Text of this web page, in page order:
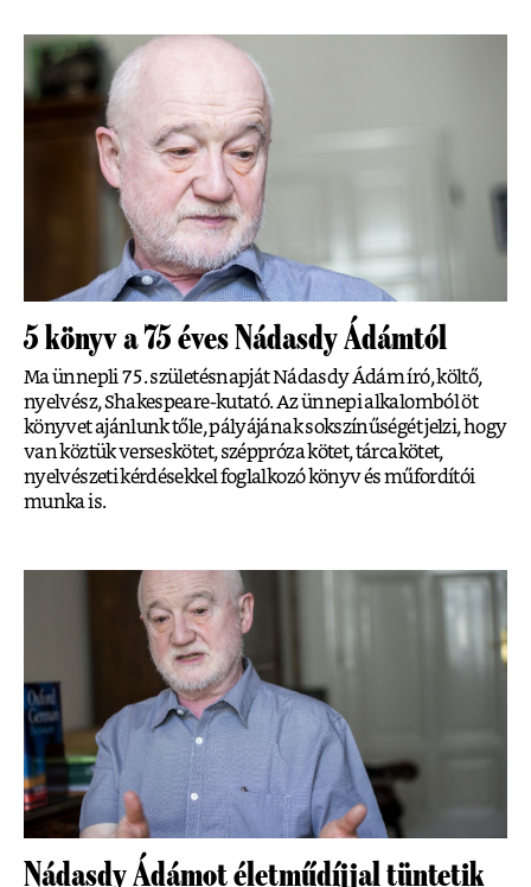
5 könyv a 75 éves Nádasdy Ádámtól
Ma ünnepli 75. születésnapját Nádasdy Ádám író, költő,
nyelvész, Shakespeare-kutató. Az ünnepi alkalomból öt
könyvet ajánlunk tőle, pályájának sokszínűségét jelzi, hogy
van köztük verseskötet, széppróza kötet, tárcakötet,
nyelvészeti kérdésekkel foglalkozó könyv és műfordítói
munka is.
Nádasdy Ádámot életműdíjjal tüntetik